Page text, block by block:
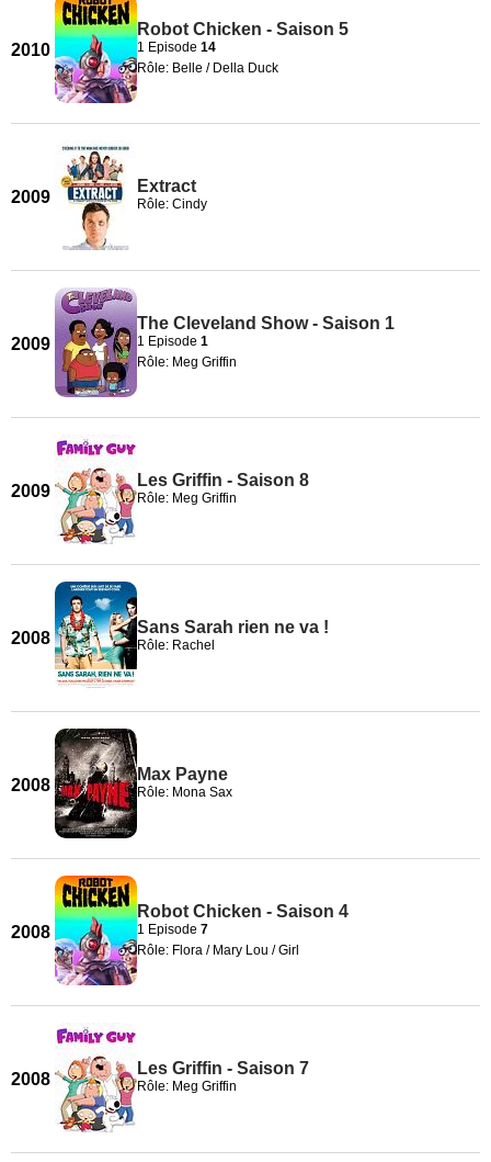
2010
Robot Chicken - Saison 5
1 Episode 14
Rôle: Belle / Della Duck
2009
Extract
Rôle: Cindy
2009
The Cleveland Show - Saison 1
1 Episode 1
Rôle: Meg Griffin
2009
Les Griffin - Saison 8
Rôle: Meg Griffin
2008
Sans Sarah rien ne va !
Rôle: Rachel
2008
Max Payne
Rôle: Mona Sax
2008
Robot Chicken - Saison 4
1 Episode 7
Rôle: Flora / Mary Lou / Girl
2008
Les Griffin - Saison 7
Rôle: Meg Griffin